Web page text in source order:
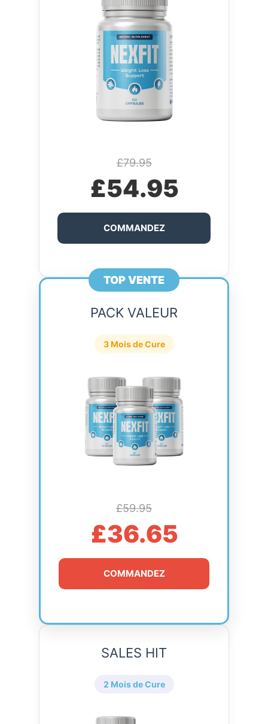
£79.95
£54.95
COMMANDEZ
TOP VENTE
PACK VALEUR
3 Mois de Cure
£59.95
£36.65
COMMANDEZ
SALES HIT
2 Mois de Cure